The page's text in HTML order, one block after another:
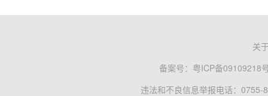
关
备案号： 粤ICP备09109218
违法和不良信息举报电话：0755-